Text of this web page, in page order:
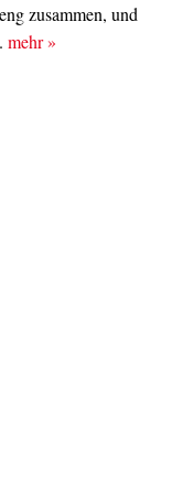
zusammen, und
mehr»